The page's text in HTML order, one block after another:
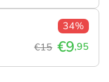
34%
€15 €9,95